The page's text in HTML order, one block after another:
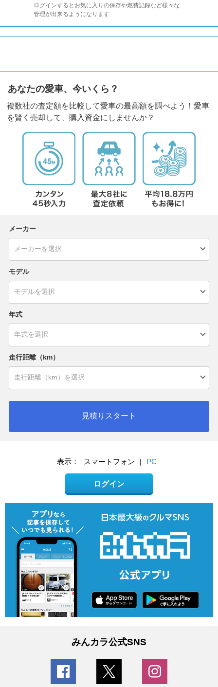
ログインするとお気に入りの保存や燃費記録など様々な
管理が出来るようになります
あなたの愛車、今いくら？
複数社の査定額を比較して愛車の最高額を調べよう！愛車
を賢く売却して、購入資金にしませんか？
メーカー
モデル
年式
走行距離（km）
見積りスタート
表示： スマートフォン | PC
ログイン
みんカラ公式SNS